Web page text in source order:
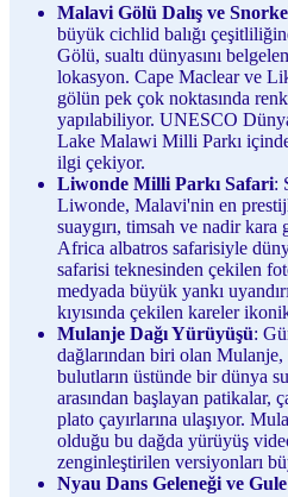
Malavi Gölü Dalış ve
büyük cichlid balığı
Gölü, sualtı dünyasını
lokasyon. Cape Maclear ve
gölün pek çok noktasında
yapılabiliyor. UNESCO
Lake Malawi Milli Parkı
ilgi çekiyor.
Liwonde Milli Parkı Safari:
Liwonde, Malavi'nin en
suaygırı, timsah ve nadir kara
Africa albatros safarisiyle
safarisi teknesinden çekilen
medyada büyük yankı
kıyısında çekilen kareler
Mulanje Dağı Yürüyüşü:
dağlarından biri olan
bulutların üstünde bir dünya
arasından başlayan patikalar,
plato çayırlarına ulaşıyor.
olduğu bu dağda yürüyüş
zenginleştirilen versiyonları
Nyau Dans Geleneği ve